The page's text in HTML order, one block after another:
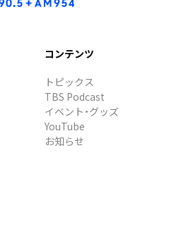
コンテンツ
トピックス
TBS Podcast
イベント・グッズ
YouTube
お知らせ